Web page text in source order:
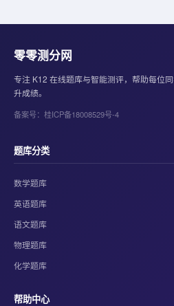
零零测分网
专注 K12 在线题库与智能测评，帮助每位
升成绩。
备案号：桂ICP备18008529号-4
题库分类
数学题库
英语题库
语文题库
物理题库
化学题库
帮助中心